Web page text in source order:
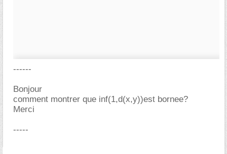
------
Bonjour
comment montrer que inf(1,d(x,y))est bornee?
Merci
-----